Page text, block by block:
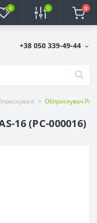
0 0 0
+38 050 339-49-44
Обприскувач
16 (PC-000016)